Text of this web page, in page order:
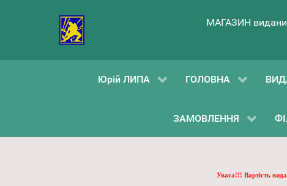
МАГАЗИН
Юрій ЛИПА ГОЛОВНА
ЗАМОВЛЕННЯ
Увага!!! Вартість